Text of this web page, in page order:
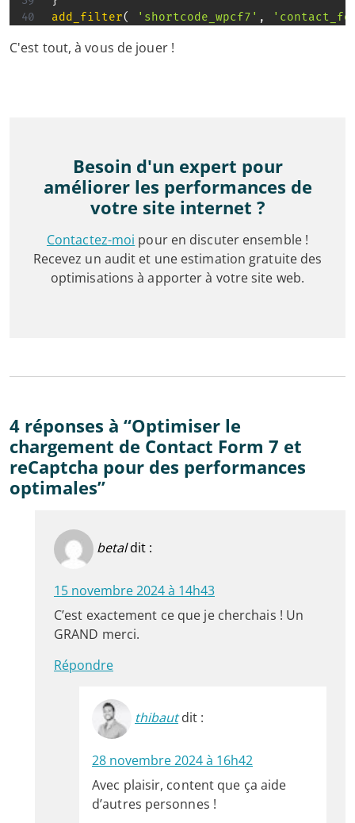
add_filter( 'shortcode_wpcf7' ,
C'est tout, à vous de jouer !
Besoin d'un expert pour
améliorer les performances de
votre site internet ?
Contactez-moi pour en discuter ensemble !
Recevez un audit et une estimation gratuite des
optimisations à apporter à votre site web.
4 réponses à “Optimiser le
chargement de Contact Form 7 et
reCaptcha pour des performances
optimales”
betal dit :
15 novembre 2024 à 14h43
C’est exactement ce que je cherchais ! Un
GRAND merci.
Répondre
thibaut dit :
28 novembre 2024 à 16h42
Avec plaisir, content que ça aide
d’autres personnes !